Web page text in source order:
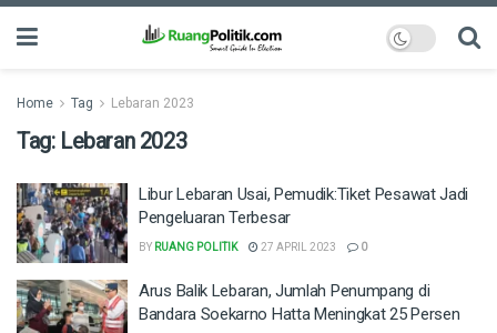
Home Tag Lebaran 2023
Tag: Lebaran 2023
Libur Lebaran Usai, Pemudik:Tiket Pesawat Jadi
Pengeluaran Terbesar
BY RUANG POLITIK 27 APRIL 2023 0
Arus Balik Lebaran, Jumlah Penumpang di
Bandara Soekarno Hatta Meningkat 25 Persen